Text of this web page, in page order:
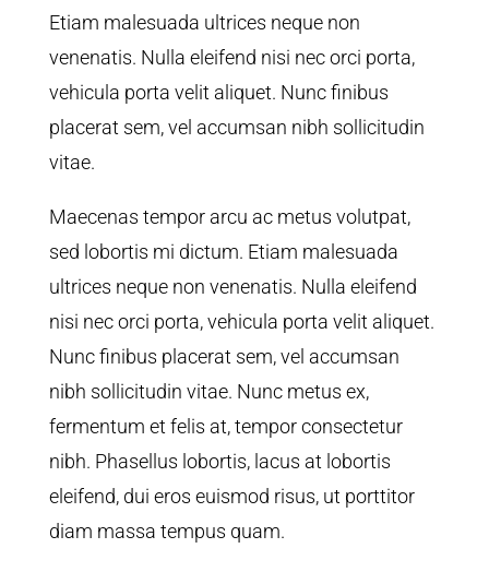
Etiam malesuada ultrices neque non
venenatis. Nulla eleifend nisi nec orci porta,
vehicula porta velit aliquet. Nunc finibus
placerat sem, vel accumsan nibh sollicitudin
vitae.
Maecenas tempor arcu ac metus volutpat,
sed lobortis mi dictum. Etiam malesuada
ultrices neque non venenatis. Nulla eleifend
nisi nec orci porta, vehicula porta velit aliquet.
Nunc finibus placerat sem, vel accumsan
nibh sollicitudin vitae. Nunc metus ex,
fermentum et felis at, tempor consectetur
nibh. Phasellus lobortis, lacus at lobortis
eleifend, dui eros euismod risus, ut porttitor
diam massa tempus quam.